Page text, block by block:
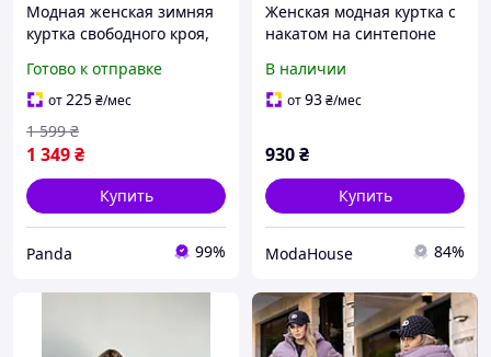
Модная женская зимняя
куртка свободного кроя,
Функциональные
карманы
Готово к отправке
от225₴/мес
1 349₴
1 599 ₴
Купить
Panda 99%
Женская модная куртка с
накатом на синтепоне
0121
В наличии
от93₴/мес
930₴
Купить
ModaHouse 84%